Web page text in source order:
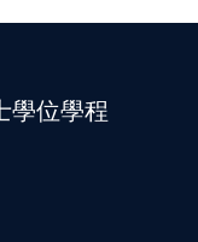
學位學程